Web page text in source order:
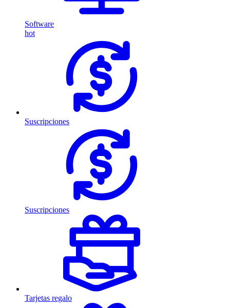
Software
hot
Suscripciones
Suscripciones
Tarjetas regalo